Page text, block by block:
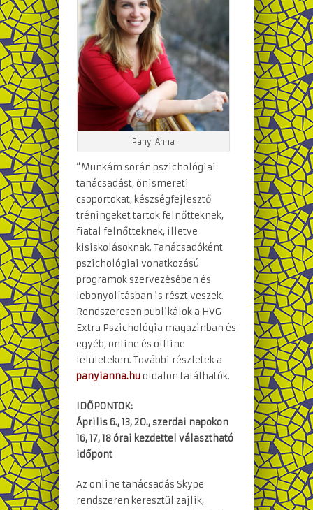
Panyi Anna
“Munkám során pszichológiai
tanácsadást, önismereti
csoportokat, készségfejlesztő
tréningeket tartok felnőtteknek,
fiatal felnőtteknek, illetve
kisiskolásoknak. Tanácsadóként
pszichológiai vonatkozású
programok szervezésében és
lebonyolításban is részt veszek.
Rendszeresen publikálok a HVG
Extra Pszichológia magazinban és
egyéb, online és offline
felületeken. További részletek a
panyianna.hu oldalon találhatók.
IDŐPONTOK:
Április 6., 13, 20., szerdai napokon
16, 17, 18 órai kezdettel választható
időpont
Az online tanácsadás Skype
rendszeren keresztül zajlik,